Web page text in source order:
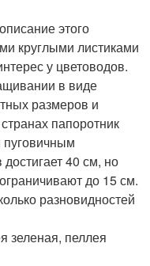
этого
круглыми листиками
у цветоводов.
в виде
размеров и
папоротник
40 см, но
до 15 см.
разновидностей
зеленая, пеллея